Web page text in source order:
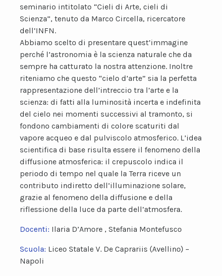
seminario intitolato “Cieli di Arte, cieli di
Scienza”, tenuto da Marco Circella, ricercatore
dell’INFN.
Abbiamo scelto di presentare quest’immagine
perché l’astronomia è la scienza naturale che da
sempre ha catturato la nostra attenzione. Inoltre
riteniamo che questo “cielo d’arte” sia la perfetta
rappresentazione dell’intreccio tra l’arte e la
scienza: di fatti alla luminosità incerta e indefinita
del cielo nei momenti successivi al tramonto, si
fondono cambiamenti di colore scaturiti dal
vapore acqueo e dal pulviscolo atmosferico. L’idea
scientifica di base risulta essere il fenomeno della
diffusione atmosferica: il crepuscolo indica il
periodo di tempo nel quale la Terra riceve un
contributo indiretto dell’illuminazione solare,
grazie al fenomeno della diffusione e della
riflessione della luce da parte dell’atmosfera.
Docenti: Ilaria D’Amore , Stefania Montefusco
Scuola: Liceo Statale V. De Caprariis (Avellino) –
Napoli